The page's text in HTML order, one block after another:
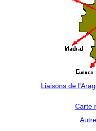
Liaisons de
Carte